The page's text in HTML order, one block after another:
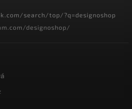
search/top/?q=designoshop
designoshop/